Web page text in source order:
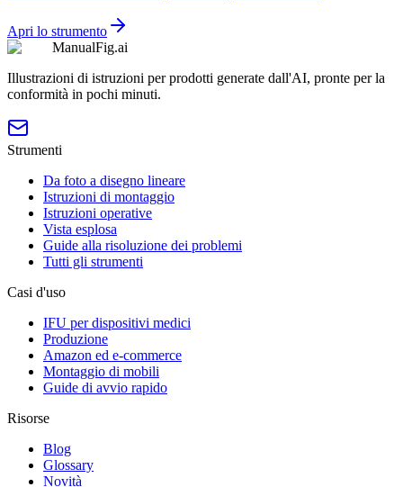
Apri lo strumento
ManualFig.ai
Illustrazioni di istruzioni per prodotti generate dall'AI, pronte per la
conformità in pochi minuti.
Strumenti
Da foto a disegno lineare
Istruzioni di montaggio
Istruzioni operative
Vista esplosa
Guide alla risoluzione dei problemi
Tutti gli strumenti
Casi d'uso
IFU per dispositivi medici
Produzione
Amazon ed e-commerce
Montaggio di mobili
Guide di avvio rapido
Risorse
Blog
Glossary
Novità